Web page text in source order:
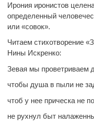
Ирония иронистов
определенный
или «совок».
Читаем стихотворение
Нины Искренко:
Зевая мы проветриваем
чтобы душа в пыли не
чтоб у нее прическа не
не рухнул быт